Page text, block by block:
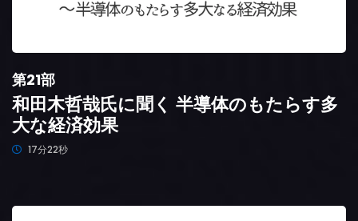
第21部
和田木哲哉氏に聞く 半導体のもたらす多
大な経済効果
17分22秒